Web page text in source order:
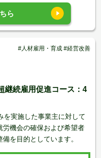
ら
#人材雇用・育成 #経営改善
継続雇用促進コース：4
を実施した事業主に対して
労機会の確保および希望者
を目的としています。